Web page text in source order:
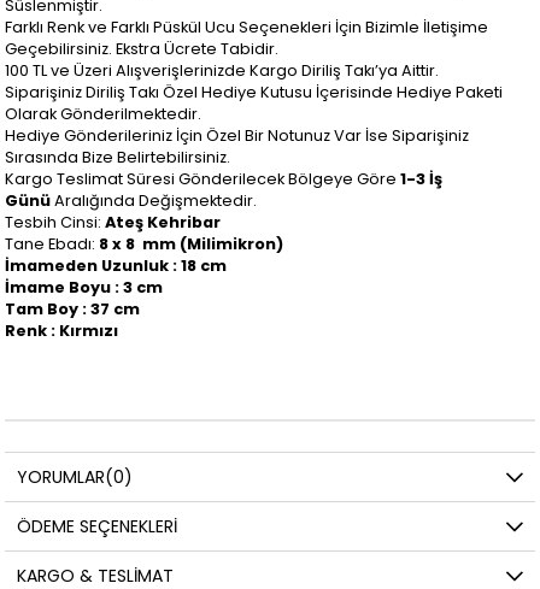
Süslenmiştir.
Farklı Renk ve Farklı Püskül Ucu Seçenekleri İçin Bizimle İletişime
Geçebilirsiniz. Ekstra Ücrete Tabidir.
100 TL ve Üzeri Alışverişlerinizde Kargo Diriliş Takı’ya Aittir.
Siparişiniz Diriliş Takı Özel Hediye Kutusu İçerisinde Hediye Paketi
Olarak Gönderilmektedir.
Hediye Gönderileriniz İçin Özel Bir Notunuz Var İse Siparişiniz
Sırasında Bize Belirtebilirsiniz.
Kargo Teslimat Süresi Gönderilecek Bölgeye Göre1-3 İş
GünüAralığında Değişmektedir.
Tesbih Cinsi:Ateş Kehribar
Tane Ebadı: 8 x 8 mm (Milimikron)
İmameden Uzunluk : 18 cm
İmame Boyu : 3 cm
Tam Boy : 37 cm
Renk : Kırmızı
YORUMLAR(0)
ÖDEME SEÇENEKLERI
KARGO & TESLIMAT